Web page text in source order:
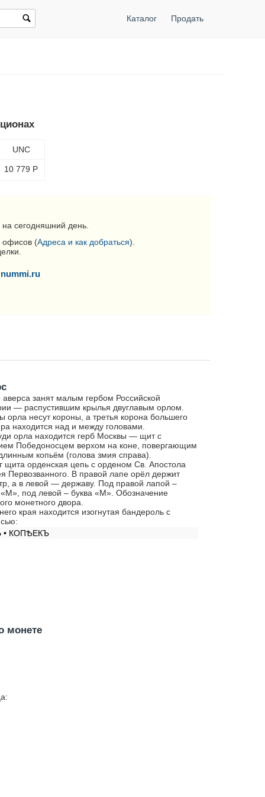
Каталог Продать
UNC
10 779 Р
сегодняшний день.
офисов (Адреса и как добраться).
аверса занят малым гербом Российской
— распустившим крылья двуглавым орлом.
орла несут короны, а третья корона большего
находится над и между головами.
орла находится герб Москвы — щит с
Победоносцем верхом на коне, повергающим
копьём (голова змия справа).
щита орденская цепь с орденом Св. Апостола
Первозванного. В правой лапе орёл держит
а в левой — державу. Под правой лапой –
«М», под левой – буква «М». Обозначение
монетного двора.
края находится изогнутая бандероль с
• КОПѢЕКЪ
монете